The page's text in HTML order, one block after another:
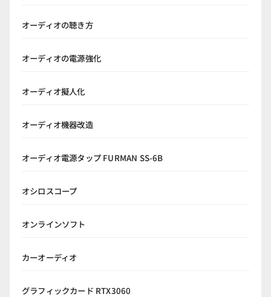
オーディオの聴き方
オーディオの電源強化
オーディオ擬人化
オーディオ機器改造
オーディオ電源タップ FURMAN SS-6B
オシロスコープ
オンラインソフト
カーオーディオ
グラフィックカード RTX3060